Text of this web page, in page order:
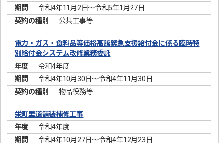
令和4年11月2日～令和5年1月27日
公共工事等
電力・ガス・食料品等価格高騰緊急支援給付金に係る臨時特
別給付金システム改修業務委託
令和4年度
令和4年10月30日～令和4年11月30日
物品役務等
栄町里道舗装補修工事
令和4年度
令和4年10月27日～令和4年12月23日